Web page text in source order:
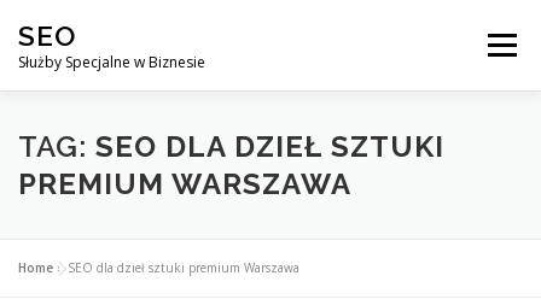
treści
SEO
Służby Specjalne w Biznesie
Menu
AGENCJA SEO CO ZYSKUJESZ ?
TAG: SEO DLA DZIEŁ SZTUKI
PREMIUM WARSZAWA
Home »SEO dla dzieł sztuki premium Warszawa